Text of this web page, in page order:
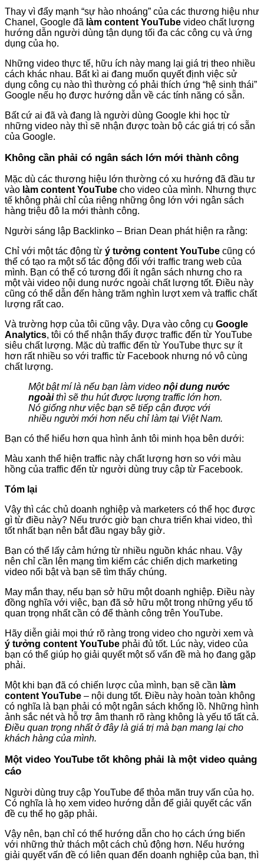
Thay vì đẩy mạnh “sự hào nhoáng” của các thương hiệu như
Chanel, Google đã làm content YouTube video chất lượng
hướng dẫn người dùng tận dụng tối đa các công cụ và ứng
dụng của họ.
Những video thực tế, hữu ích này mang lại giá trị theo nhiều
cách khác nhau. Bất kì ai đang muốn quyết định việc sử
dụng công cụ nào thì thường có phải thích ứng “hệ sinh thái”
Google nếu họ được hướng dẫn về các tính năng có sẵn.
Bất cứ ai đã và đang là người dùng Google khi học từ
những video này thì sẽ nhận được toàn bộ các giá trị có sẵn
của Google.
Không cần phải có ngân sách lớn mới thành công
Mặc dù các thương hiệu lớn thường có xu hướng đã đầu tư
vào làm content YouTube cho video của mình. Nhưng thực
tế không phải chỉ của riêng những ông lớn với ngân sách
hàng triệu đô la mới thành công.
Người sáng lập Backlinko – Brian Dean phát hiện ra rằng:
Chỉ với một tác động từ ý tưởng content YouTube cũng có
thể có tạo ra một số tác động đối với traffic trang web của
mình. Bạn có thể có tương đối ít ngân sách nhưng cho ra
một vài video nội dung nước ngoài chất lượng tốt. Điều này
cũng có thể dẫn đến hàng trăm nghìn lượt xem và traffic chất
lượng rất cao.
Và trường hợp của tôi cũng vậy. Dựa vào công cụ Google
Analytics, tôi có thể nhận thấy được traffic đến từ YouTube
siêu chất lượng. Mặc dù traffic đến từ YouTube thực sự ít
hơn rất nhiều so với traffic từ Facebook nhưng nó vô cùng
chất lượng.
Một bật mí là nếu bạn làm video nội dung nước
ngoàithì sẽ thu hút được lượng traffic lớn hơn.
Nó giống như việc bạn sẽ tiếp cận được với
nhiều người mới hơn nếu chỉ làm tại Việt Nam.
Bạn có thể hiểu hơn qua hình ảnh tôi minh họa bên dưới:
Màu xanh thể hiện traffic này chất lượng hơn so với màu
hồng của traffic đến từ người dùng truy cập từ Facebook.
Tóm lại
Vậy thì các chủ doanh nghiệp và marketers có thể học được
gì từ điều này? Nếu trước giờ bạn chưa triển khai video, thì
tốt nhất bạn nên bắt đầu ngay bây giờ.
Bạn có thể lấy cảm hứng từ nhiều nguồn khác nhau. Vậy
nên chỉ cần lên mạng tìm kiếm các chiến dịch marketing
video nổi bật và bạn sẽ tìm thấy chúng.
May mắn thay, nếu bạn sở hữu một doanh nghiệp. Điều này
đồng nghĩa với việc, bạn đã sở hữu một trong những yếu tố
quan trọng nhất cần có để thành công trên YouTube.
Hãy diễn giải mọi thứ rõ ràng trong video cho người xem và
ý tưởng content YouTube phải đủ tốt. Lúc này, video của
bạn có thể giúp họ giải quyết một số vấn đề mà họ đang gặp
phải.
Một khi bạn đã có chiến lược của mình, bạn sẽ cần làm
content YouTube – nội dung tốt. Điều này hoàn toàn không
có nghĩa là bạn phải có một ngân sách khổng lồ. Những hình
ảnh sắc nét và hỗ trợ âm thanh rõ ràng không là yếu tố tất cả.
Điều quan trọng nhất ở đây là giá trị mà bạn mang lại cho
khách hàng của mình.
Một video YouTube tốt không phải là một video quảng
cáo
Người dùng truy cập YouTube để thỏa mãn truy vấn của họ.
Có nghĩa là họ xem video hướng dẫn để giải quyết các vấn
đề cụ thể họ gặp phải.
Vậy nên, bạn chỉ có thể hướng dẫn cho họ cách ứng biến
với những thử thách một cách chủ động hơn. Nếu hướng
giải quyết vấn đề có liên quan đến doanh nghiệp của bạn, thì